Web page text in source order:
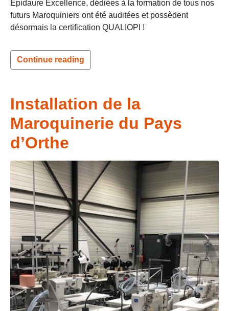
Epidaure Excellence, dédiées à la formation de tous nos
futurs Maroquiniers ont été auditées et possèdent
désormais la certification QUALIOPI !
Continue reading
Installation de la
Maroquinerie du Pays
d’Orthe